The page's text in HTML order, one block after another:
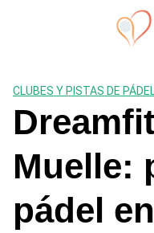
CLUBES Y PISTAS DE
Muelle:
pádel